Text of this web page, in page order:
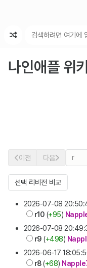
나인애플 위키
이전 다음 r
선택 리비전 비교
2026-07-08
r10 (+95)
2026-07-08
r9 (+498)
2026-06-17
r8(+68)